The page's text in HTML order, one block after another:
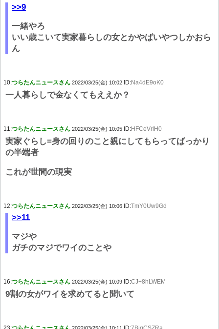
>>9
一緒やろ
いい歳こいて実家暮らしの女とかやばいやつしかおら
ん
10:つらたんニュースさん 2022/03/25(金) 10:02 ID:Na4dE9oK0
一人暮らしで金なくてもええか？
11:つらたんニュースさん 2022/03/25(金) 10:05 ID:HFCeVrlH0
実家ぐらし=身の回りのこと親にしてもらってばっかり
の半端者
これが世間の現実
12:つらたんニュースさん 2022/03/25(金) 10:06 ID:TmY0Uw9Gd
>>11
マジや
ガチのマジでワイのことや
16:つらたんニュースさん 2022/03/25(金) 10:09 ID:CJ+8hLWEM
9割の女がワイを求めてると聞いて